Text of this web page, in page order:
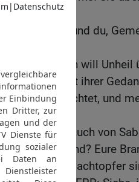
achten!«
ihr Völker, und du,
Erde! Siehe, ich will
die Frucht ihrer
sie nicht geachtet, und
der Weihrauch von
fernem Land? Eure
und eure Schlachtopfer